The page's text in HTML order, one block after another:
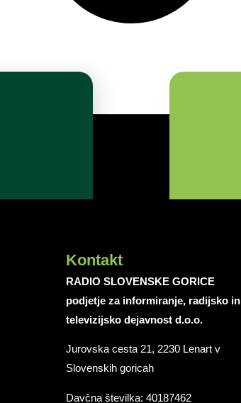
Kontakt
RADIO SLOVENSKE GORICE
podjetje za informiranje, radijsko in
televizijsko dejavnost d.o.o.
Jurovska cesta 21, 2230 Lenart v
Slovenskih goricah
Davčna številka: 40187462